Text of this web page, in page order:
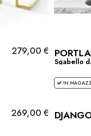
279,00 €
Sgabello
IN
269,00 €